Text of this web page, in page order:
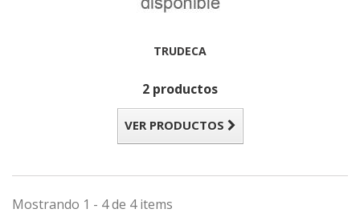
TRUDECA
2 productos
VER PRODUCTOS
Mostrando 1 - 4 de 4 items